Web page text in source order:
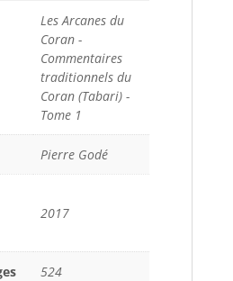
Les Arcanes du
Coran -
Commentaires
traditionnels du
Coran (Tabari) -
Tome 1
Pierre Godé
2017
524